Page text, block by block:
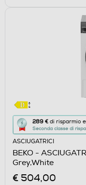
289 € di risparmio
Seconda classe di
Questa
azione
aprirà
il
Calcolatore
di
ASCIUGATRICI
BEKO -
Grey,White
€ 504,00